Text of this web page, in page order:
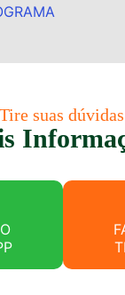
Tire suas dúvidas